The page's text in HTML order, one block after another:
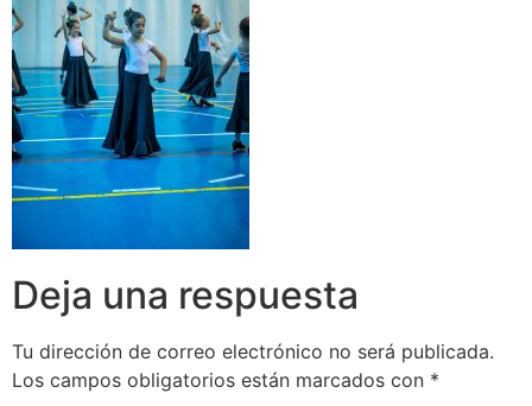
Deja una respuesta
Tu dirección de correo electrónico no será publicada.
Los campos obligatorios están marcados con *